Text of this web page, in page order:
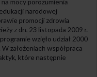
mocy porozumienia
narodowej
promocji zdrowia
z dn. 23 listopada 2009 r.
wzięło udział 2000
. W założeniach współpraca
które następnie